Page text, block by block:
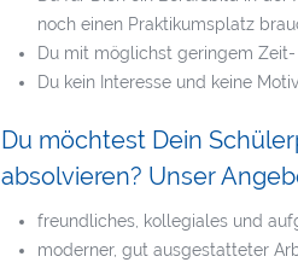
noch einen Praktikumsplatz
Du mit möglichst geringem
Du kein Interesse und keine
Du möchtest Dein
absolvieren? Unser
freundliches, kollegiales und
moderner, gut ausgestatteter